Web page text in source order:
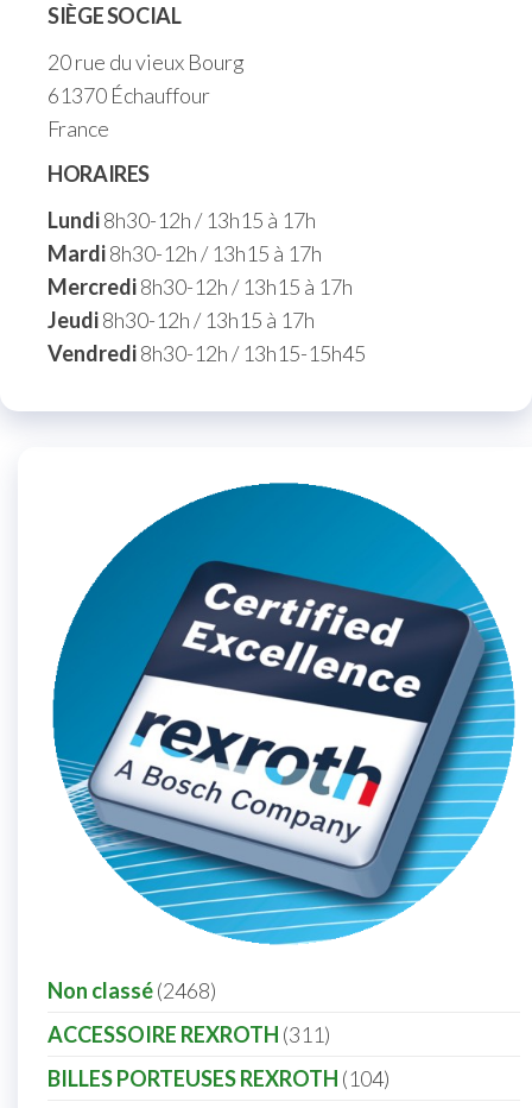
SIÈGE SOCIAL
20 rue du vieux Bourg
61370 Échauffour
France
HORAIRES
Lundi8h30-12h / 13h15 à 17h
Mardi8h30-12h / 13h15 à 17h
Mercredi8h30-12h / 13h15 à 17h
Jeudi8h30-12h / 13h15 à 17h
Vendredi8h30-12h / 13h15-15h45
Non classé 2468
ACCESSOIRE REXROTH 311
BILLES PORTEUSES REXROTH 104